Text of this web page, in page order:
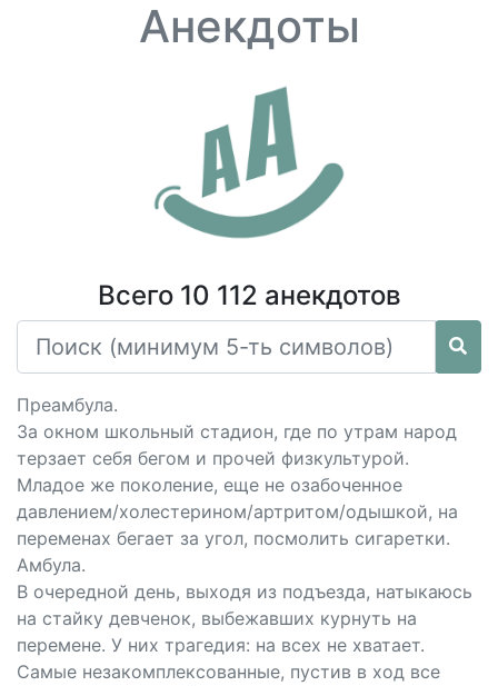
Анекдоты
Всего 10 112 анекдотов
Преамбула.
За окном школьный стадион, где по утрам народ
терзает себя бегом и прочей физкультурой.
Младое же поколение, еще не озабоченное
давлением/холестерином/артритом/одышкой, на
переменах бегает за угол, посмолить сигаретки.
Амбула.
В очередной день, выходя из подъезда, натыкаюсь
на стайку девченок, выбежавших курнуть на
перемене. У них трагедия: на всех не хватает.
Самые незакомплексованные, пустив в ход все